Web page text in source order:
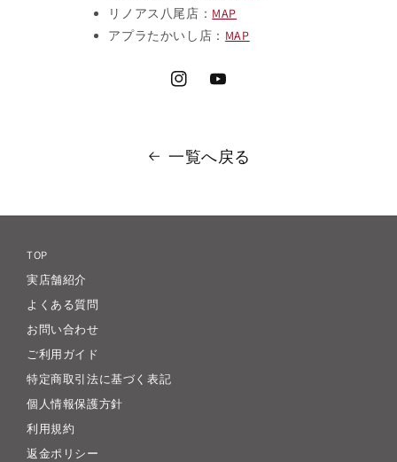
リノアス八尾店： MAP
アプラたかいし店： MAP
InstagramYouTube
一覧へ戻る
TOP
実店舗紹介
よくある質問
お問い合わせ
ご利用ガイド
特定商取引法に基づく表記
個人情報保護方針
利用規約
返金ポリシー